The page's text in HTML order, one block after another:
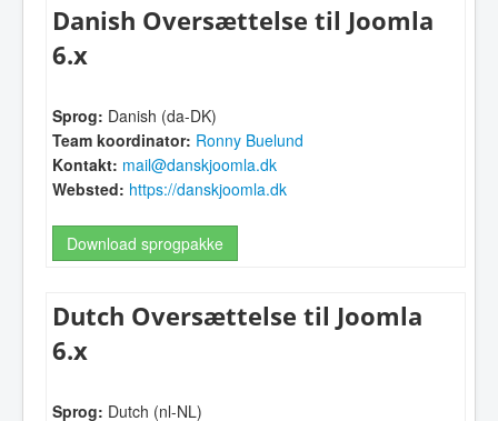
Danish Oversættelse til Joomla
6.x
Sprog: Danish (da-DK)
Team koordinator: Ronny Buelund
Kontakt: mail@danskjoomla.dk
Websted: https://danskjoomla.dk
Download sprogpakke
Dutch Oversættelse til Joomla
6.x
Sprog: Dutch (nl-NL)